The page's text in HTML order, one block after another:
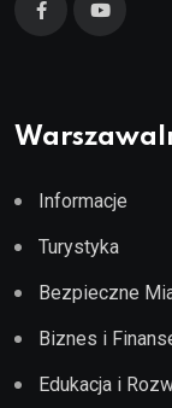
Informacje
Turystyka
Bezpieczne
Biznes i
Edukacja i